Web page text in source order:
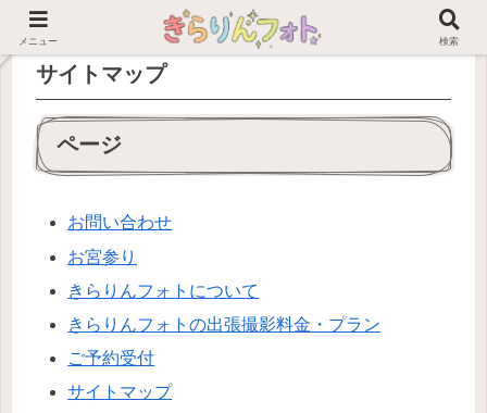
サイトマップ
ページ
お問い合わせ
お宮参り
きらりんフォトについて
きらりんフォトの出張撮影料金・プラン
ご予約受付
サイトマップ
メニュー 検索